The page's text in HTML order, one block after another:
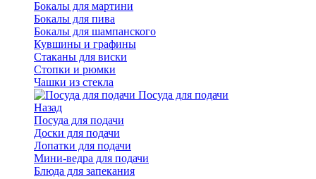
Бокалы для мартини
Бокалы для пива
Бокалы для шампанского
Кувшины и графины
Стаканы для виски
Стопки и рюмки
Чашки из стекла
Посуда для подачи
Назад
Посуда для подачи
Доски для подачи
Лопатки для подачи
Мини-ведра для подачи
Блюда для запекания